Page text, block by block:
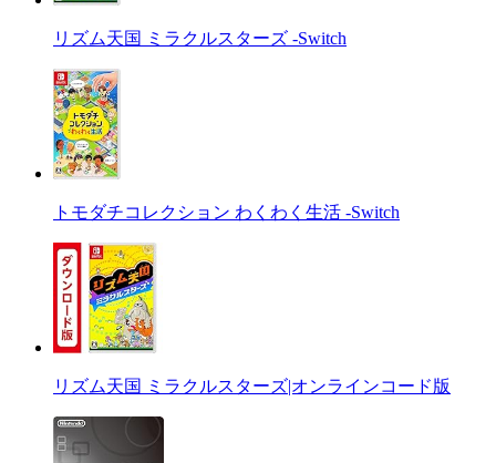
リズム天国 ミラクルスターズ -Switch
トモダチコレクション わくわく生活 -Switch
リズム天国 ミラクルスターズ|オンラインコード版